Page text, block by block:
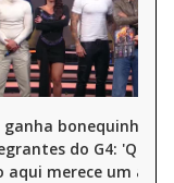
ganha bonequinhos
do G4:
aqui merece um